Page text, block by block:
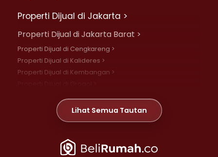
Properti Dijual di Jakarta >
Properti Dijual di Jakarta Barat >
Properti Dijual di Cengkareng >
Properti Dijual di Kalideres >
Properti Dijual di Kembangan >
Properti Dijual di Meruya >
Properti Dijual di Jelambar >
Properti Dijual di Jakarta Pusat >
Lihat Semua Tautan